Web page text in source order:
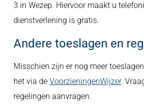
3 in Wezep. Hiervoor maakt u
dienstverlening is gratis.
Andere toeslagen en
Misschien zijn er nog meer
het via de VoorzieningenWijzer.
regelingen aanvragen.